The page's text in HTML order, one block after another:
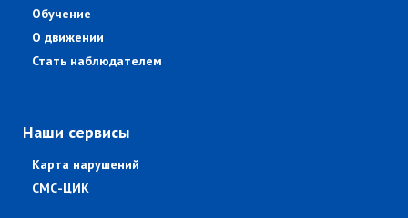
Обучение
О движении
Стать наблюдателем
Наши сервисы
Карта нарушений
СМС-ЦИК